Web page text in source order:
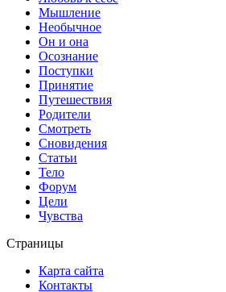
Мышление
Необычное
Он и она
Осознание
Поступки
Принятие
Путешествия
Родители
Смотреть
Сновидения
Статьи
Тело
Форум
Цели
Чувства
Страницы
Карта сайта
Контакты